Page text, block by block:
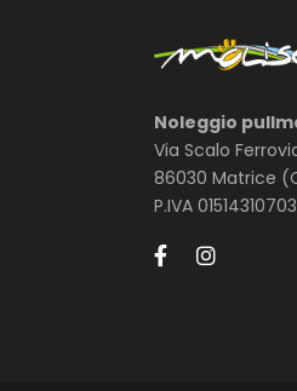
Noleggio
Via Scalo
86030 Matrice
P.IVA 01514310703